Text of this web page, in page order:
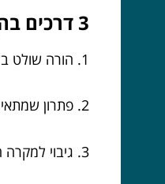
3 דרכים בהן מנעול חכם משנה את חווית ההגעה הביתה
1. הורה שולט בלי להיות בשליטה – בזכות האפליקציה אתה יודע בדיוק מתי הילד נכנס הביתה, ויכול לעקוב אחרי זה בלי להטריד בטלפונים.
2. פתרון שמתאים לילדים בכל גיל – מהתלמיד הקטן ועד הילד המתבגר, כל אחד מקבל קוד אישי שמתוכנן במיוחד לו.
3. גיבוי למקרה חירום – אם הילד שוכח את הקוד? אין דרמה, אפשר לפתוח מרחוק ולפתור את המצב במהירות.